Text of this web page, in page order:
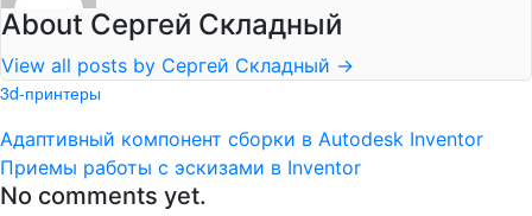
About Сергей Складный
View all posts by Сергей Складный →
3d-принтеры
Адаптивный компонент сборки в Autodesk Inventor
Приемы работы с эскизами в Inventor
No comments yet.